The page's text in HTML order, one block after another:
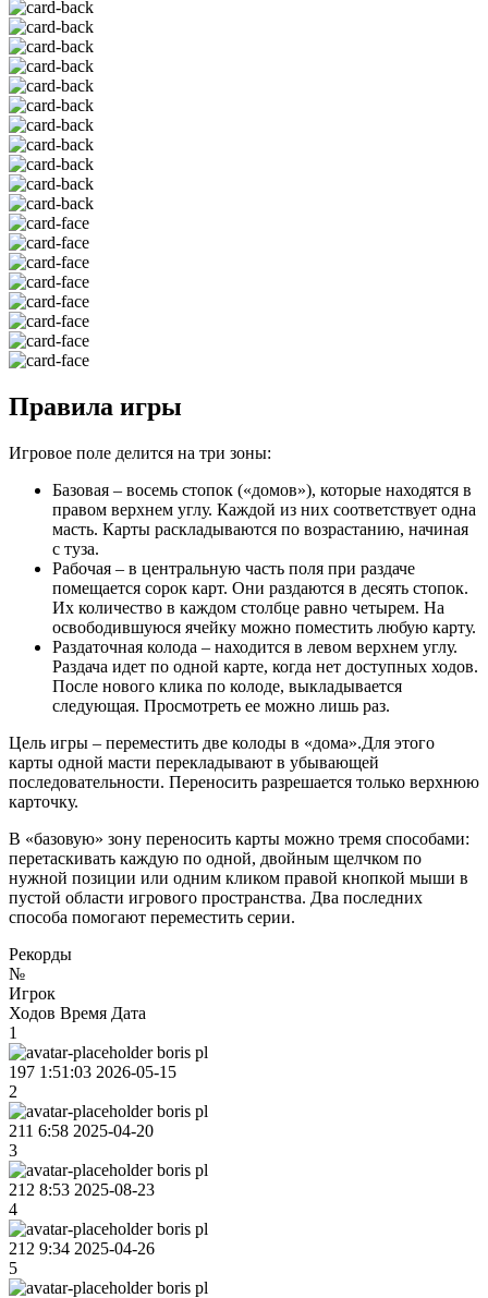
Правила игры
Игровое поле делится на три зоны:
Базовая – восемь стопок («домов»), которые находятся в
правом верхнем углу. Каждой из них соответствует одна
масть. Карты раскладываются по возрастанию, начиная
с туза.
Рабочая – в центральную часть поля при раздаче
помещается сорок карт. Они раздаются в десять стопок.
Их количество в каждом столбце равно четырем. На
освободившуюся ячейку можно поместить любую карту.
Раздаточная колода – находится в левом верхнем углу.
Раздача идет по одной карте, когда нет доступных ходов.
После нового клика по колоде, выкладывается
следующая. Просмотреть ее можно лишь раз.
Цель игры – переместить две колоды в «дома».Для этого
карты одной масти перекладывают в убывающей
последовательности. Переносить разрешается только верхнюю
карточку.
В «базовую» зону переносить карты можно тремя способами:
перетаскивать каждую по одной, двойным щелчком по
нужной позиции или одним кликом правой кнопкой мыши в
пустой области игрового пространства. Два последних
способа помогают переместить серии.
Рекорды
№
Игрок
Ходов Время Дата
1
boris pl
197 1:51:03 2026-05-15
2
boris pl
211 6:58 2025-04-20
3
boris pl
212 8:53 2025-08-23
4
boris pl
212 9:34 2025-04-26
5
boris pl